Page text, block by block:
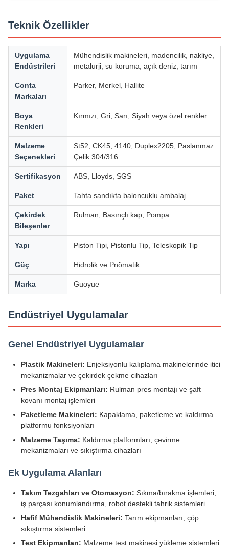
Teknik Özellikler
Uygulama
Endüstrileri
Mühendislik makineleri, madencilik, nakliye,
metalurji, su koruma, açık deniz, tarım
Conta
Markaları
Parker, Merkel, Hallite
Boya
Renkleri
Kırmızı, Gri, Sarı, Siyah veya özel renkler
Malzeme
Seçenekleri
St52, CK45, 4140, Duplex2205, Paslanmaz
Çelik 304/316
Sertifikasyon ABS, Lloyds, SGS
Paket Tahta sandıkta baloncuklu ambalaj
Çekirdek
Bileşenler
Rulman, Basınçlı kap, Pompa
Yapı Piston Tipi, Pistonlu Tip, Teleskopik Tip
Güç Hidrolik ve Pnömatik
Marka Guoyue
Endüstriyel Uygulamalar
Genel Endüstriyel Uygulamalar
Plastik Makineleri: Enjeksiyonlu kalıplama makinelerinde itici
mekanizmalar ve çekirdek çekme cihazları
Pres Montaj Ekipmanları: Rulman pres montajı ve şaft
kovanı montaj işlemleri
Paketleme Makineleri: Kapaklama, paketleme ve kaldırma
platformu fonksiyonları
Malzeme Taşıma: Kaldırma platformları, çevirme
mekanizmaları ve sıkıştırma cihazları
Ek Uygulama Alanları
Takım Tezgahları ve Otomasyon: Sıkma/bırakma işlemleri,
iş parçası konumlandırma, robot destekli tahrik sistemleri
Hafif Mühendislik Makineleri: Tarım ekipmanları, çöp
sıkıştırma sistemleri
Test Ekipmanları: Malzeme test makinesi yükleme sistemleri